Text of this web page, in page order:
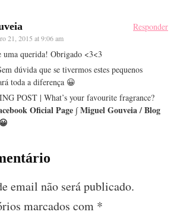
21, 2015 at 9:06 am
Responder
uma querida! Obrigado <3<3
dúvida que se tivermos estes pequenos
toda a diferença 😀
POST | What’s your favourite fragrance?
Oficial Page ∫ Miguel Gouveia / Blog
email não será publicado.
marcados com *